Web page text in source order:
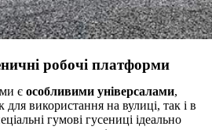
робочі платформи
єособливими універсалами,
для використання на вулиці, так і в
гумові гусениці ідеально